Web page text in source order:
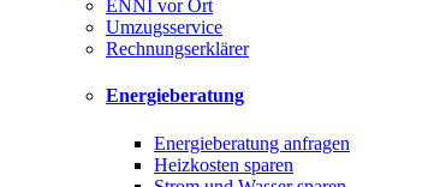
ENNI vor Ort
Umzugsservice
Rechnungserklärer
Energieberatung
Energieberatung anfragen
Heizkosten sparen